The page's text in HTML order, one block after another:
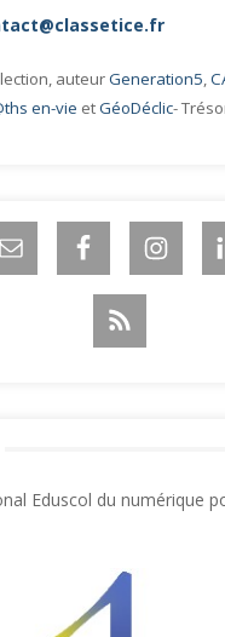
auteurGeneration5
en-vie etGéoDéclic-
Eduscol du numérique